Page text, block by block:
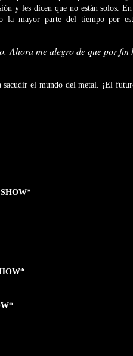
y les dicen que no están solos. En
mayor parte del tiempo por
Ahora me alegro de que por fin
el mundo del metal. ¡El